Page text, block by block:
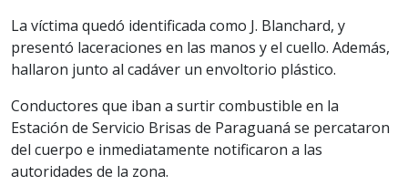
La víctima quedó identificada como J. Blanchard, y
presentó laceraciones en las manos y el cuello. Además,
hallaron junto al cadáver un envoltorio plástico.
Conductores que iban a surtir combustible en la
Estación de Servicio Brisas de Paraguaná se percataron
del cuerpo e inmediatamente notificaron a las
autoridades de la zona.